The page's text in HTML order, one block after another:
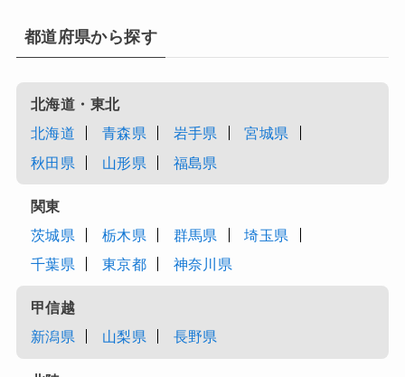
都道府県から探す
北海道・東北
北海道
青森県 岩手県
宮城県
秋田県
山形県 福島県
関東
茨城県
栃木県 群馬県
埼玉県
千葉県
東京都 神奈川県
甲信越
新潟県
山梨県 長野県